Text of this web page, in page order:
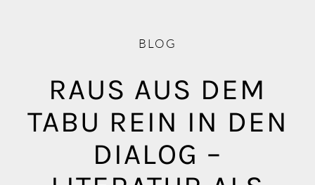
BLOG
RAUS AUS DEM
TABU REIN IN DEN
DIALOG –